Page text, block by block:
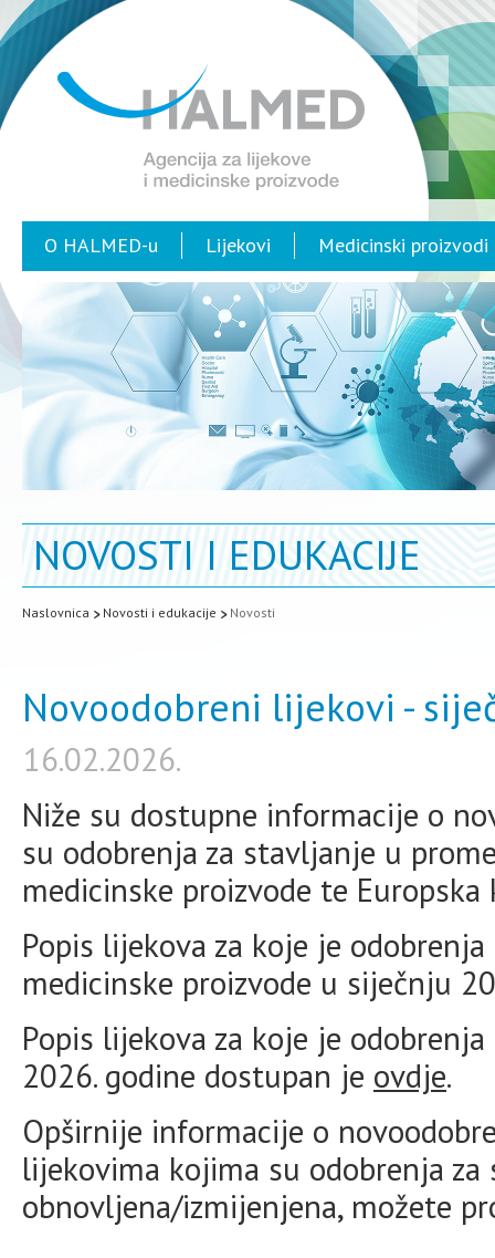
O HALMED-u Lijekovi Medicinski proizvodi
NOVOSTI I EDUKACIJE
Naslovnica Novosti i edukacije Novosti
Novoodobreni lijekovi -
16.02.2026.
Niže su dostupne informacije o
su odobrenja za stavljanje u
medicinske proizvode te Europska
Popis lijekova za koje je
medicinske proizvode u siječnju
Popis lijekova za koje je
2026. godine dostupan je ovdje.
Opširnije informacije o
lijekovima kojima su odobrenja
obnovljena/izmijenjena, možete